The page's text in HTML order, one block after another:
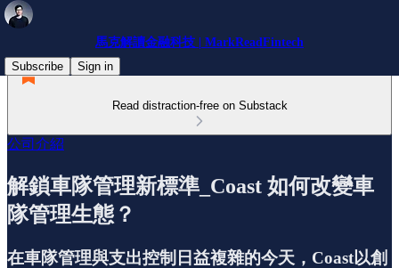
馬克解讀金融科技 | MarkReadFintech
Subscribe
Sign in
Read distraction-free on Substack
公司介紹
解鎖車隊管理新標準_Coast 如何改變車
隊管理生態？
在車隊管理與支出控制日益複雜的今天，Coast以創